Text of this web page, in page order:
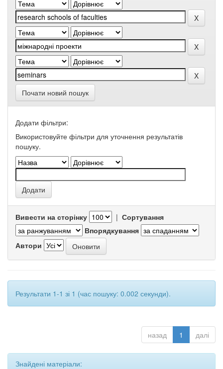
Почати новий пошук
Додати фільтри:
Використовуйте фільтри для уточнення результатів
пошуку.
Вивести на сторінку | Сортування
Впорядкування
Автори
Результати 1-1 зі 1 (час пошуку: 0.002 секунди).
назад 1 далі
Знайдені матеріали: